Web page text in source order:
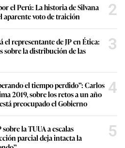
el Perú: La historia de Silvana
aparente voto de traición
2
el representante de JP en Ética:
sobre la distribución de las
3
el tiempo perdido”: Carlos
2019, sobre los retos a un año
preocupado el Gobierno
4
la TUUA a escalas
parcial deja intacta la
5